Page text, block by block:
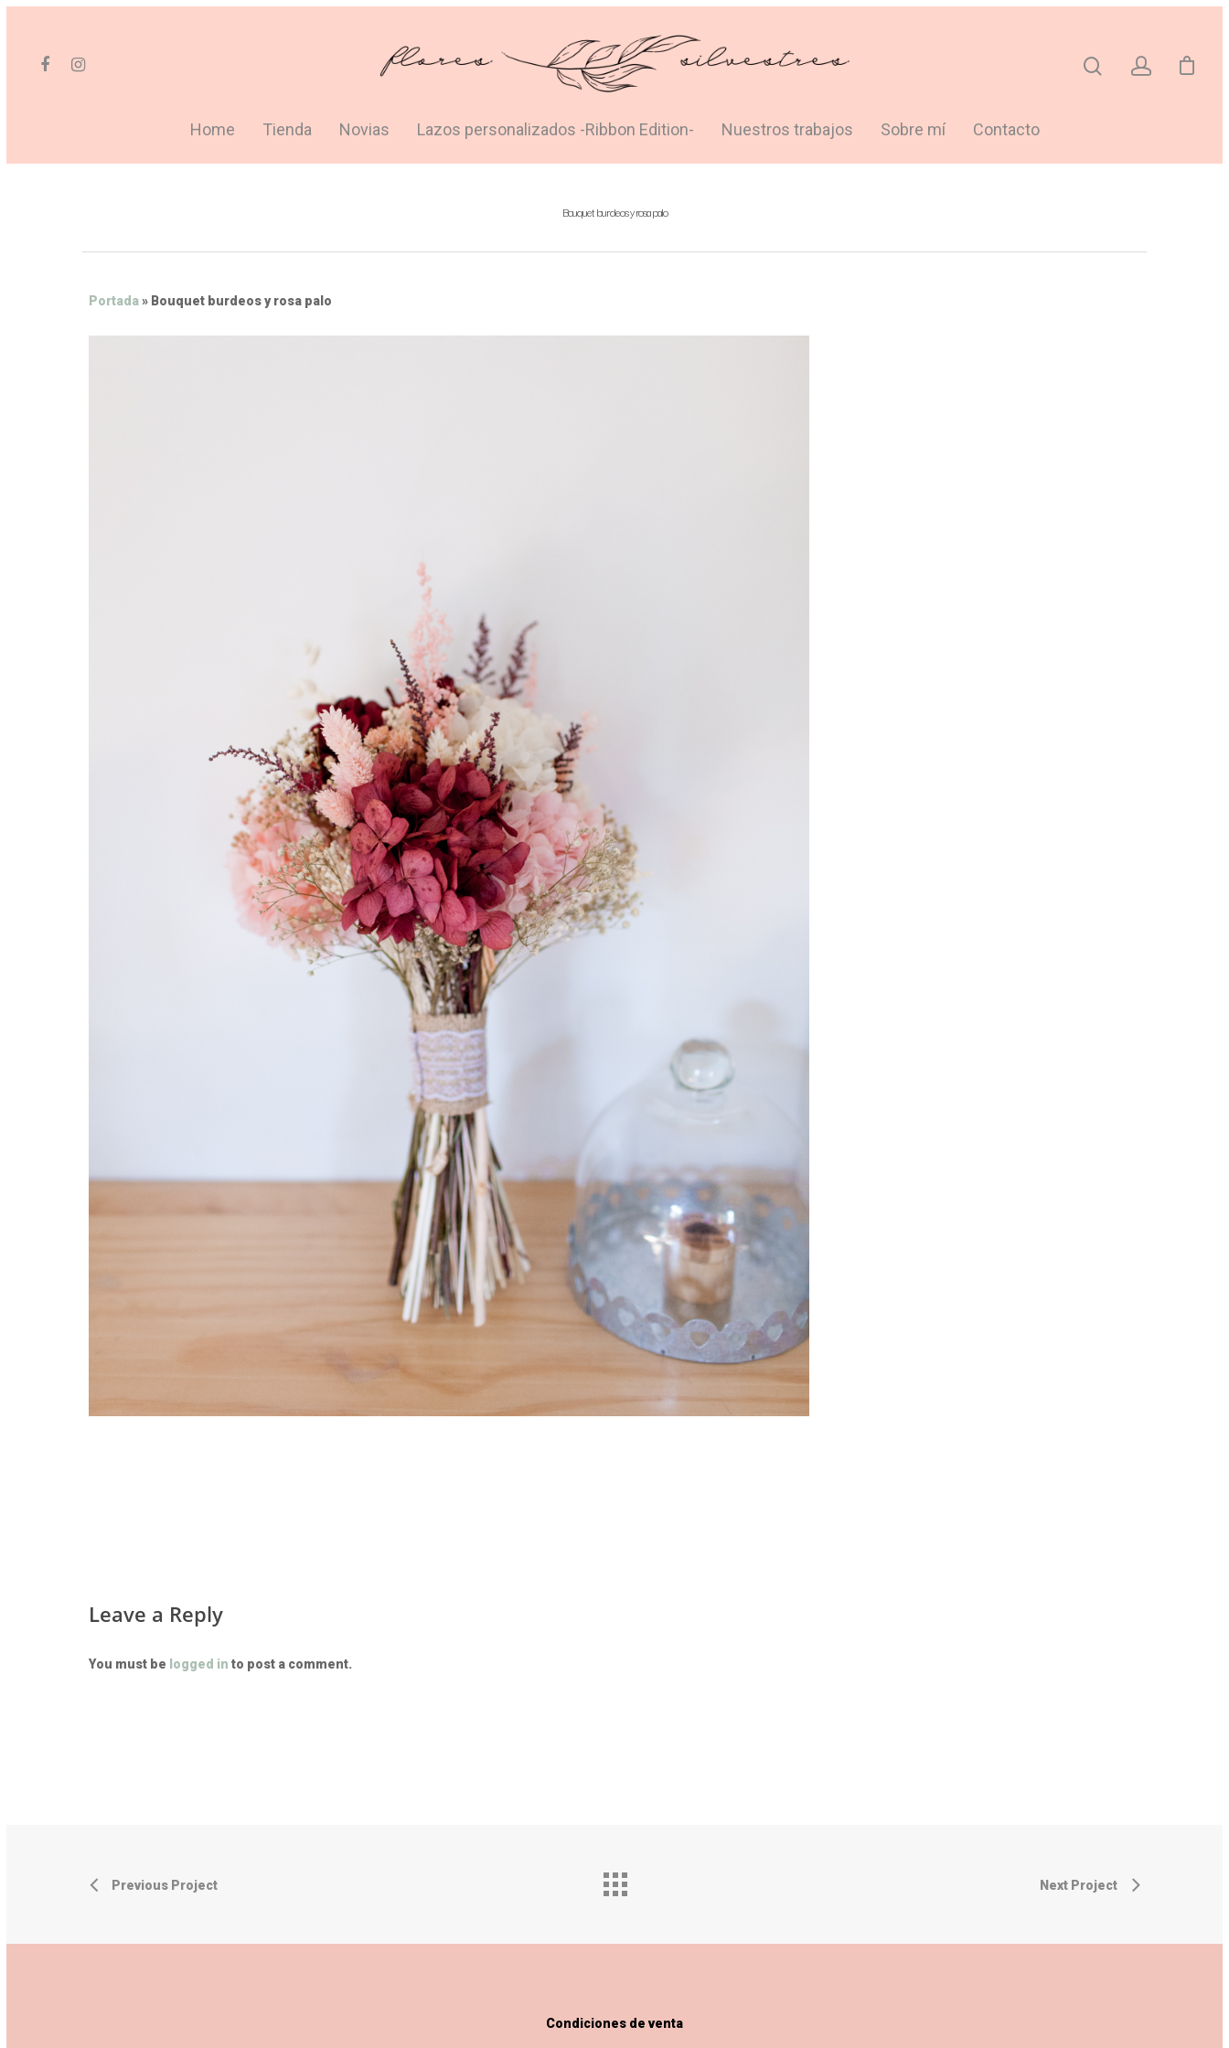
Home Tienda Novias Lazos personalizados -Ribbon Edition- Nuestros trabajos Sobre mí Contacto
Bouquet burdeos y rosa palo
Portada» Bouquet burdeos y rosa palo
Leave a Reply
You must be logged in to post a comment.
Previous Project Next Project
Condiciones de venta